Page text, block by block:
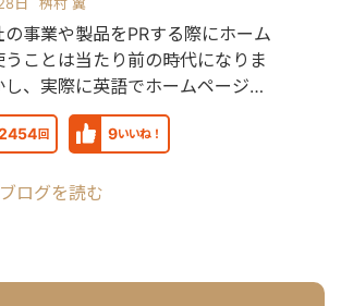
【Lancers】
https://www.lancers.jp/profile/
rmHXQjVdk 【CrowdWorks】
【ココナラ】
https://coconala.com/users/2204682?
回 9いいね！
事業や製品をPRする際にホーム
ことは当たり前の時代になりま
し、実際に英語でホームページを
きに細か
ログを読む